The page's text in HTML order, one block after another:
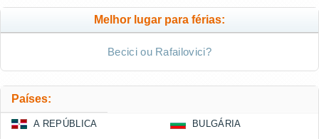
Melhor lugar para férias:
Becici ou Rafailovici?
Países:
A REPÚBLICA
BULGÁRIA